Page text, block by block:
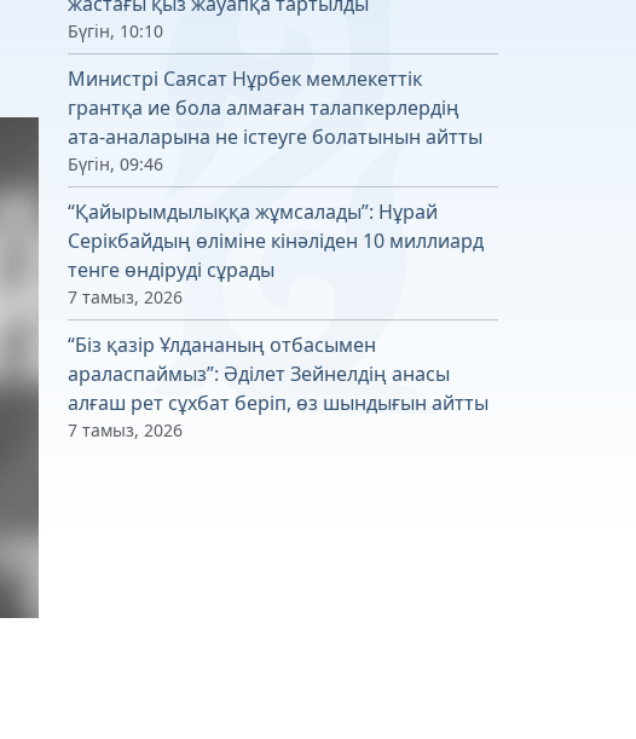
Бүгін, 10:10
Министрі Саясат Нұрбек мемлекеттік
грантқа ие бола алмаған талапкерлердің
ата-аналарына не істеуге болатынын айтты
Бүгін, 09:46
“Қайырымдылыққа жұмсалады”: Нұрай
Серікбайдың өліміне кінәліден 10 миллиард
тенге өндіруді сұрады
7 тамыз, 2026
“Біз қазір Ұлдананың отбасымен
араласпаймыз”: Әділет Зейнелдің анасы
алғаш рет сұхбат беріп, өз шындығын айтты
7 тамыз, 2026